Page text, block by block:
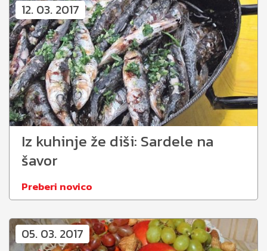
12. 03. 2017
Iz kuhinje že diši: Sardele na
šavor
Preberi novico
05. 03. 2017